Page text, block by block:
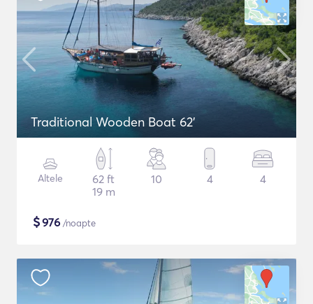
Traditional Wooden Boat 62'
Altele
62 ft
19 m
10 4 4
$976 /noapte